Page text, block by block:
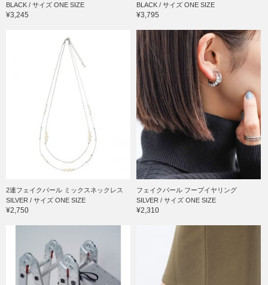
BLACK / サイズ ONE SIZE
¥3,245
BLACK / サイズ ONE SIZE
¥3,795
2連フェイクパール ミックスネックレス
SILVER / サイズ ONE SIZE
¥2,750
フェイクパール フープイヤリング
SILVER / サイズ ONE SIZE
¥2,310